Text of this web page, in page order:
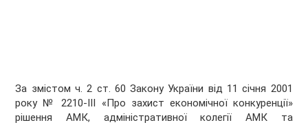
За змістом ч. 2 ст. 60 Закону України від 11 січня 2001
року № 2210-III «Про захист економічної конкуренції»
рішення АМК, адміністративної колегії АМК та